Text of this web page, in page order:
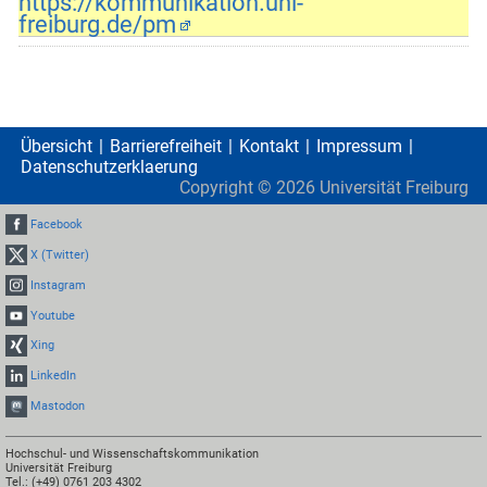
freiburg.de/pm
Übersicht Barrierefreiheit Kontakt
Impressum
Datenschutzerklaerung
Copyright © 2026 Universität Freiburg
Facebook
X (Twitter)
Instagram
Youtube
Xing
LinkedIn
Mastodon
Hochschul- und Wissenschaftskommunikation
Universität Freiburg
Tel.: (+49) 0761 203 4302